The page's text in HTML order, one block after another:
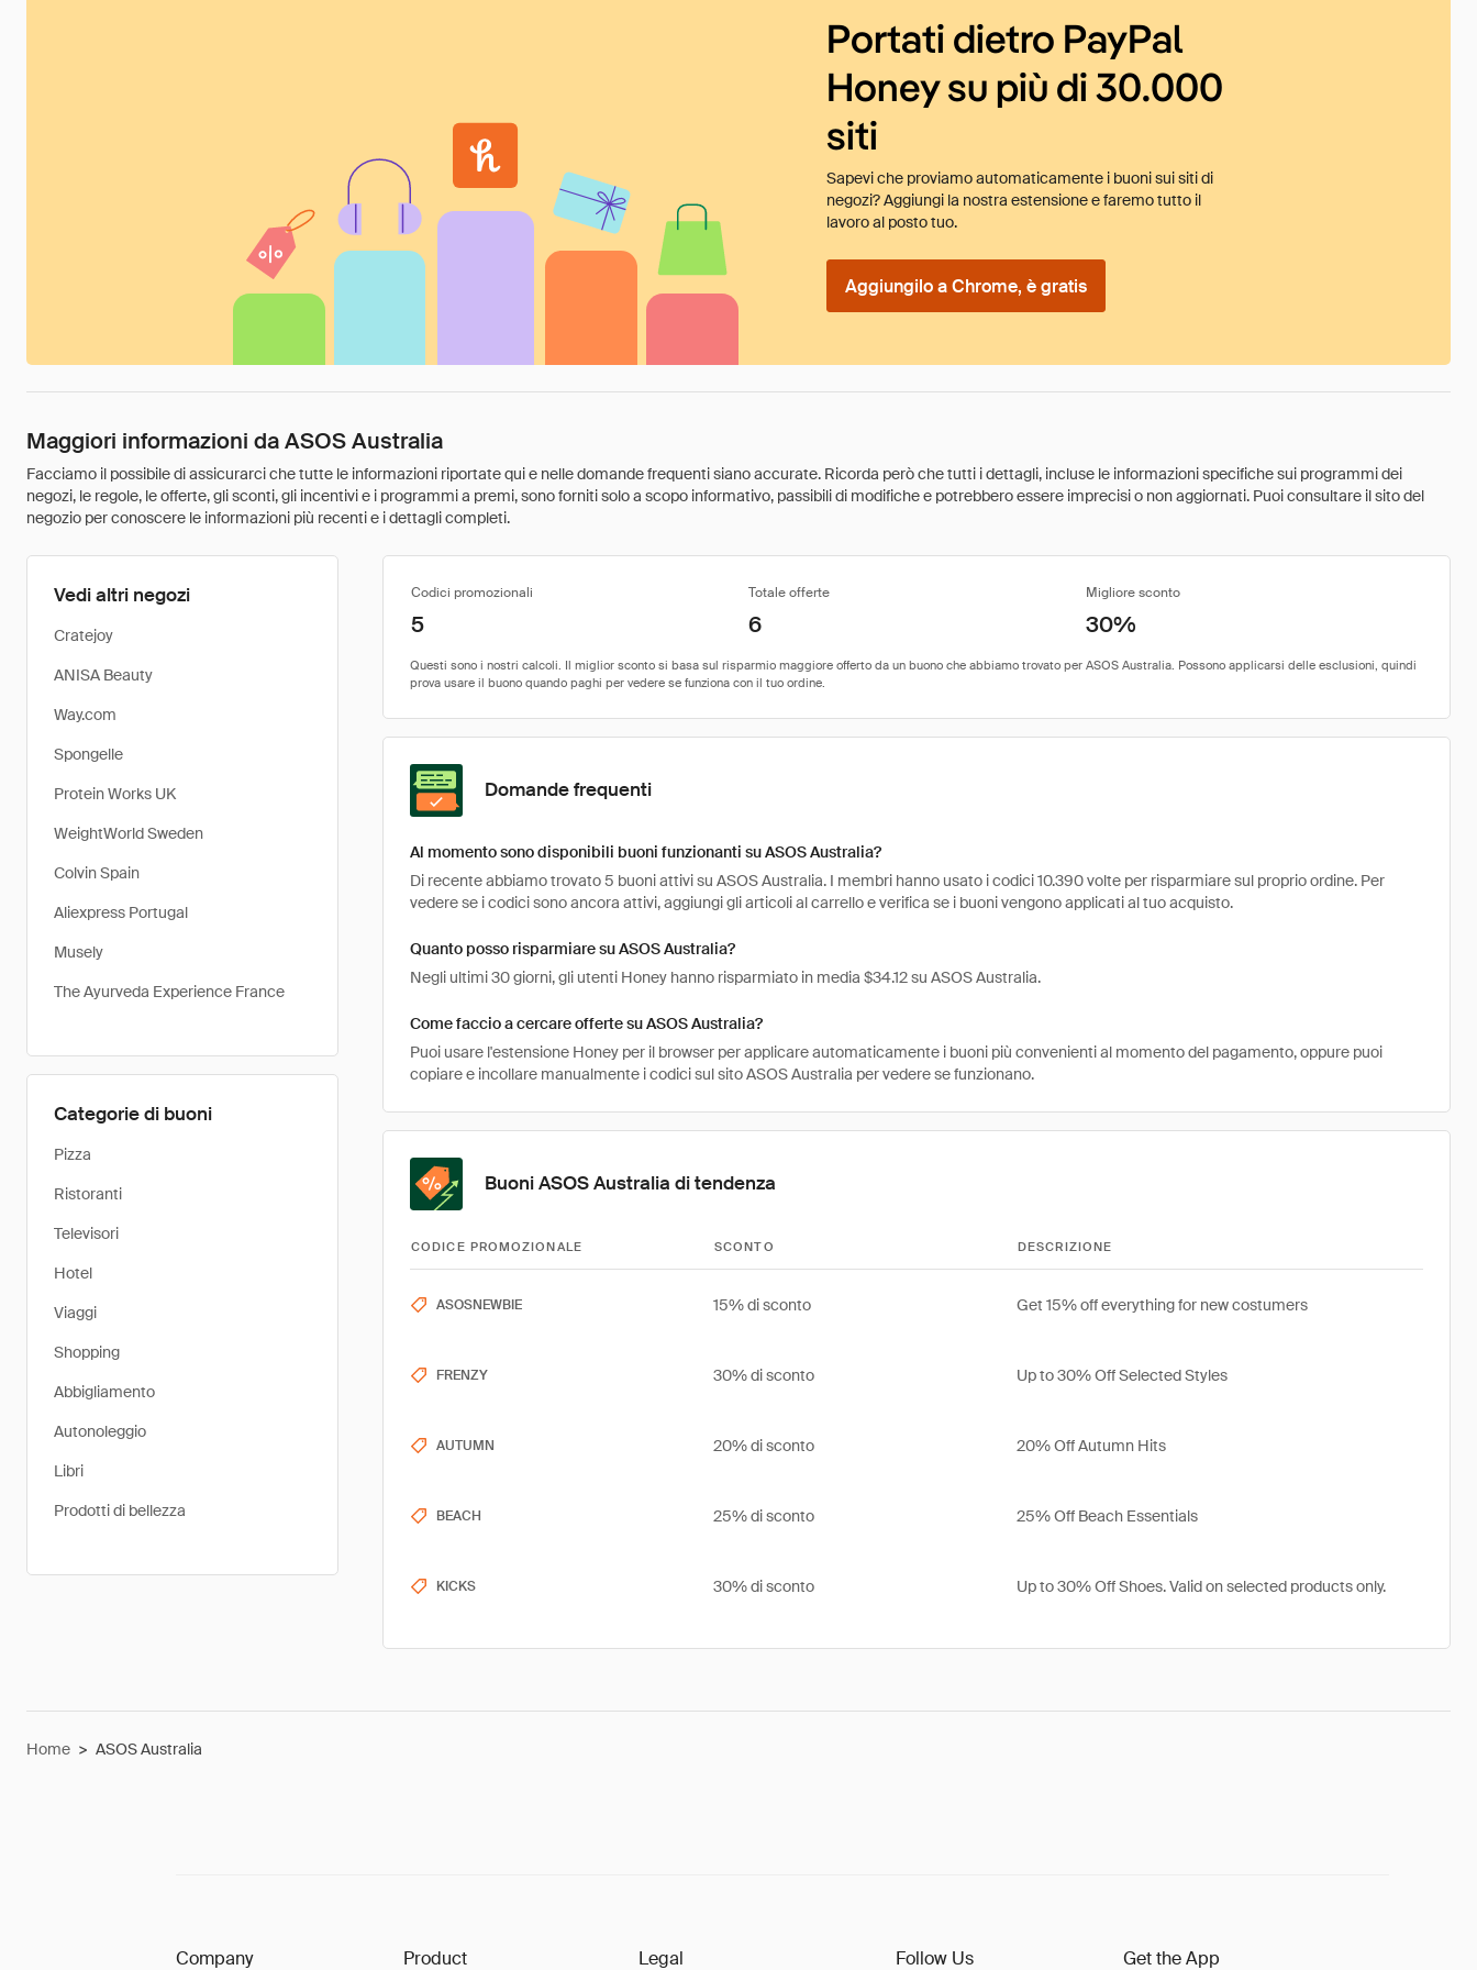
Portati dietro PayPal
Honey su più di 30.000
siti
Sapevi che proviamo automaticamente i buoni sui siti di
negozi? Aggiungi la nostra estensione e faremo tutto il
lavoro al posto tuo.
Aggiungilo a Chrome, è gratis
Maggiori informazioni da ASOS Australia
Facciamo il possibile di assicurarci che tutte le informazioni riportate qui e nelle domande frequenti siano accurate. Ricorda però che tutti i dettagli, incluse le informazioni specifiche sui programmi dei
negozi, le regole, le offerte, gli sconti, gli incentivi e i programmi a premi, sono forniti solo a scopo informativo, passibili di modifiche e potrebbero essere imprecisi o non aggiornati. Puoi consultare il sito del
negozio per conoscere le informazioni più recenti e i dettagli completi.
Vedi altri negozi
Cratejoy
ANISA Beauty
Way.com
Spongelle
Protein Works UK
WeightWorld Sweden
Colvin Spain
Aliexpress Portugal
Musely
The Ayurveda Experience France
Categorie di buoni
Pizza
Ristoranti
Televisori
Hotel
Viaggi
Shopping
Abbigliamento
Autonoleggio
Libri
Prodotti di bellezza
Codici promozionali Totale offerte Migliore sconto
5 6 30%
Domande frequenti
Al momento sono disponibili buoni funzionanti su ASOS Australia?
Di recente abbiamo trovato 5 buoni attivi su ASOS Australia. I membri hanno usato i codici 10.390 volte per risparmiare sul proprio ordine. Per
vedere se i codici sono ancora attivi, aggiungi gli articoli al carrello e verifica se i buoni vengono applicati al tuo acquisto.
Quanto posso risparmiare su ASOS Australia?
Negli ultimi 30 giorni, gli utenti Honey hanno risparmiato in media $34.12 su ASOS Australia.
Come faccio a cercare offerte su ASOS Australia?
Puoi usare l'estensione Honey per il browser per applicare automaticamente i buoni più convenienti al momento del pagamento, oppure puoi
copiare e incollare manualmente i codici sul sito ASOS Australia per vedere se funzionano.
Buoni ASOS Australia di tendenza
CODICE PROMOZIONALE SCONTO DESCRIZIONE
ASOSNEWBIE 15% di sconto Get 15% off everything for new costumers
FRENZY 30% di sconto Up to 30% Off Selected Styles
AUTUMN 20% di sconto 20% Off Autumn Hits
BEACH 25% di sconto 25% Off Beach Essentials
KICKS 30% di sconto Up to 30% Off Shoes. Valid on selected products only.
Home > ASOS Australia
Company Product Legal Follow Us Get the App